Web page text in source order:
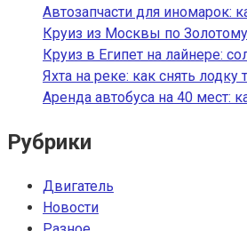
Автозапчасти для иномарок:
Круиз из Москвы по
Круиз в Египет на лайнере:
Яхта на реке: как снять
Аренда автобуса на 40 мест:
Рубрики
Двигатель
Новости